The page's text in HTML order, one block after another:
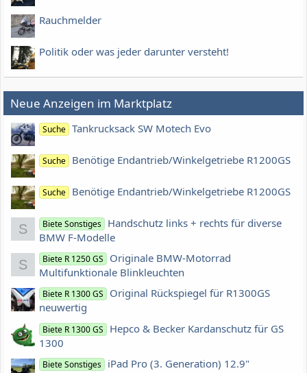
Rauchmelder
Politik oder was jeder darunter versteht!
Neue Anzeigen im Marktplatz
Suche Tankrucksack SW Motech Evo
Suche Benötige Endantrieb/Winkelgetriebe R1200GS
Suche Benötige Endantrieb/Winkelgetriebe R1200GS
S Biete Sonstiges Handschutz links + rechts für diverse
BMW F-Modelle
S Biete R 1250 GS
Originale BMW-Motorrad
Multifunktionale Blinkleuchten
Biete R 1300 GS
Original Rückspiegel für R1300GS
neuwertig
Biete R 1300 GS
Hepco & Becker Kardanschutz für GS
1300
Biete Sonstiges iPad Pro (3. Generation) 12.9"